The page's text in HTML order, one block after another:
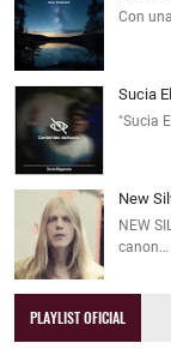
Con
Sucia
"Sucia
New
NEW
canon…
PLAYLIST OFICIAL